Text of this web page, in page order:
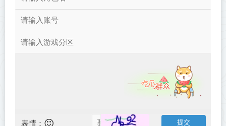
表情：